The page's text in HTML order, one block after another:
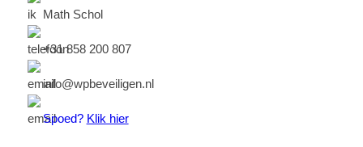
Math Schol
+31 858 200 807
info@wpbeveiligen.nl
Spoed? Klik hier